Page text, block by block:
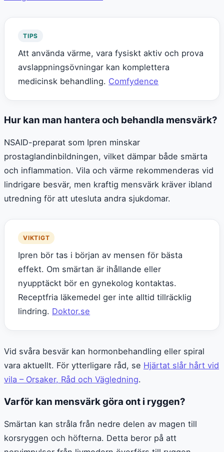
TIPS
Att använda värme, vara fysiskt aktiv och prova
avslappningsövningar kan komplettera
medicinsk behandling. Comfydence
Hur kan man hantera och behandla mensvärk?
NSAID-preparat som Ipren minskar
prostaglandinbildningen, vilket dämpar både smärta
och inflammation. Vila och värme rekommenderas vid
lindrigare besvär, men kraftig mensvärk kräver ibland
utredning för att utesluta andra sjukdomar.
VIKTIGT
Ipren bör tas i början av mensen för bästa
effekt. Om smärtan är ihållande eller
nyupptäckt bör en gynekolog kontaktas.
Receptfria läkemedel ger inte alltid tillräcklig
lindring. Doktor.se
Vid svåra besvär kan hormonbehandling eller spiral
vara aktuellt. För ytterligare råd, se Hjärtat slår hårt vid
vila – Orsaker, Råd och Vägledning.
Varför kan mensvärk göra ont i ryggen?
Smärtan kan stråla från nedre delen av magen till
korsryggen och höfterna. Detta beror på att